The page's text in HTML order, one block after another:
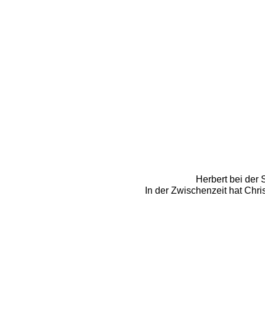
Herbert bei der
In der Zwischenzeit hat